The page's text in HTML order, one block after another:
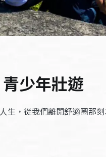
少年壯遊
生，從我們離開舒適圈那